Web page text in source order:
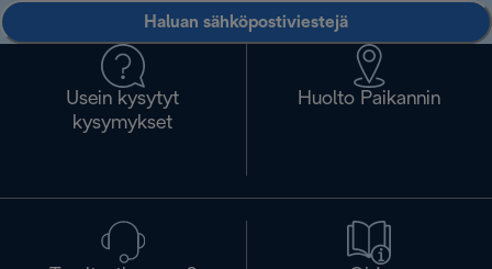
Haluan sähköpostiviestejä
Usein kysytyt
kysymykset
Huolto Paikannin